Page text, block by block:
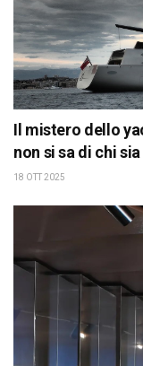
Il mistero dello
non si sa di chi
18 OTT 2025